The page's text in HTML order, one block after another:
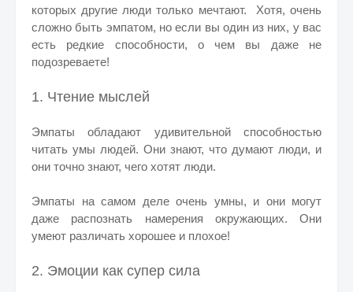
которых другие люди только мечтают. Хотя, очень
сложно быть эмпатом, но если вы один из них, у вас
есть редкие способности, о чем вы даже не
подозреваете!
1. Чтение мыслей
Эмпаты обладают удивительной способностью
читать умы людей. Они знают, что думают люди, и
они точно знают, чего хотят люди.
Эмпаты на самом деле очень умны, и они могут
даже распознать намерения окружающих. Они
умеют различать хорошее и плохое!
2. Эмоции как супер сила